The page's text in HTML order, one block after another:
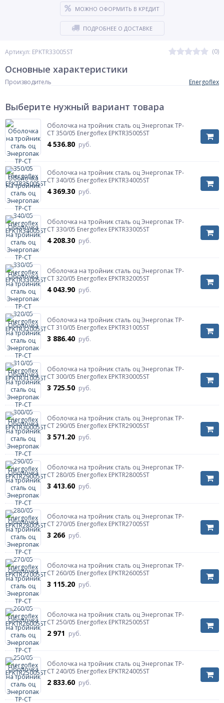
Артикул: EPKTR33005ST (0)
МОЖНО ОФОРМИТЬ В КРЕДИТ
ПОДРОБНЕЕ О ДОСТАВКЕ
Основные характеристики
Производитель Energoflex
Выберите нужный вариант товара
Оболочка на тройник сталь оц Энергопак ТР-
СТ 350/05 Energoflex EPKTR35005ST
4 536.80 руб.
Оболочка на тройник сталь оц Энергопак ТР-
СТ 340/05 Energoflex EPKTR34005ST
4 369.30 руб.
Оболочка на тройник сталь оц Энергопак ТР-
СТ 330/05 Energoflex EPKTR33005ST
4 208.30 руб.
Оболочка на тройник сталь оц Энергопак ТР-
СТ 320/05 Energoflex EPKTR32005ST
4 043.90 руб.
Оболочка на тройник сталь оц Энергопак ТР-
СТ 310/05 Energoflex EPKTR31005ST
3 886.40 руб.
Оболочка на тройник сталь оц Энергопак ТР-
СТ 300/05 Energoflex EPKTR30005ST
3 725.50 руб.
Оболочка на тройник сталь оц Энергопак ТР-
СТ 290/05 Energoflex EPKTR29005ST
3 571.20 руб.
Оболочка на тройник сталь оц Энергопак ТР-
СТ 280/05 Energoflex EPKTR28005ST
3 413.60 руб.
Оболочка на тройник сталь оц Энергопак ТР-
СТ 270/05 Energoflex EPKTR27005ST
3 266 руб.
Оболочка на тройник сталь оц Энергопак ТР-
СТ 260/05 Energoflex EPKTR26005ST
3 115.20 руб.
Оболочка на тройник сталь оц Энергопак ТР-
СТ 250/05 Energoflex EPKTR25005ST
2 971 руб.
Оболочка на тройник сталь оц Энергопак ТР-
СТ 240/05 Energoflex EPKTR24005ST
2 833.60 руб.